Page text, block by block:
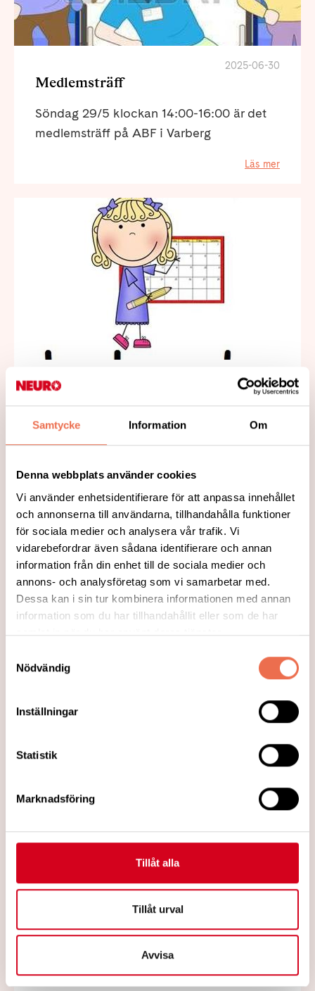
Samtycke Information Om
Denna webbplats använder cookies
Vi använder enhetsidentifierare för att anpassa innehållet
och annonserna till användarna, tillhandahålla funktioner
för sociala medier och analysera vår trafik. Vi
vidarebefordrar även sådana identifierare och annan
information från din enhet till de sociala medier och
annons- och analysföretag som vi samarbetar med.
Dessa kan i sin tur kombinera informationen med annan
information som du har tillhandahållit eller som de har
samlat in när du har använt deras tjänster.
Nödvändig
Inställningar
Statistik
Marknadsföring
Tillåt alla
Tillåt urval
Avvisa
2025-06-30
Medlemsträff
Söndag 29/5 klockan 14:00-16:00 är det
medlemsträff på ABF i Varberg
Läs mer
2023-07-05
Hej medlem
Läs mer
2022-11-30
Läs mer
2022-08-10
Träningsgrupper i Varberg och
Falkenberg under hösten 2022
Träningen är anpassad och du deltar efter
egen förmåga.